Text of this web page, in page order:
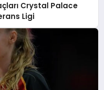
Crystal Palace
Ligi